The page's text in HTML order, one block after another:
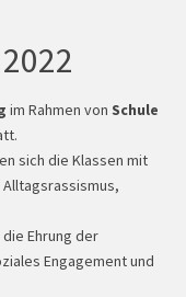
im Rahmen von Schule
sich die Klassen mit
Ehrung der
Engagement und